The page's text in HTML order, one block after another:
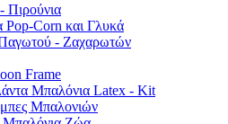
Πιρούνια
Pop-Corn και Γλυκά
- Ζαχαρωτών
Frame
Μπαλόνια Latex - Kit
Μπαλονιών